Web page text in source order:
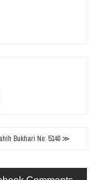
Bukhari No: 5140 ≫